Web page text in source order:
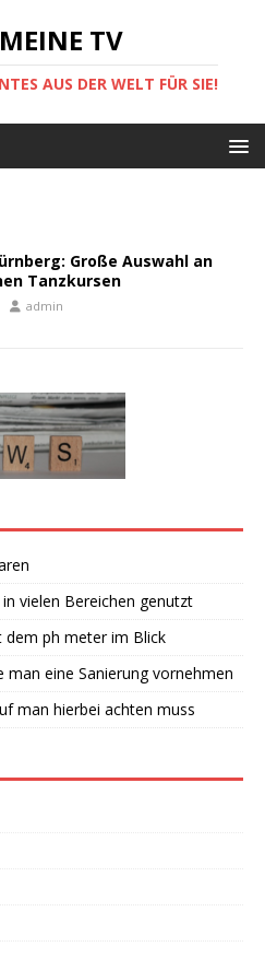
TV
AUS DER WELT FÜR SIE!
Große Auswahl an
Tanzkursen
admin
vielen Bereichen genutzt
dem ph meter im Blick
man eine Sanierung vornehmen
man hierbei achten muss